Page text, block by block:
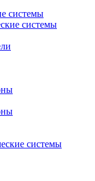
системы
системы
системы